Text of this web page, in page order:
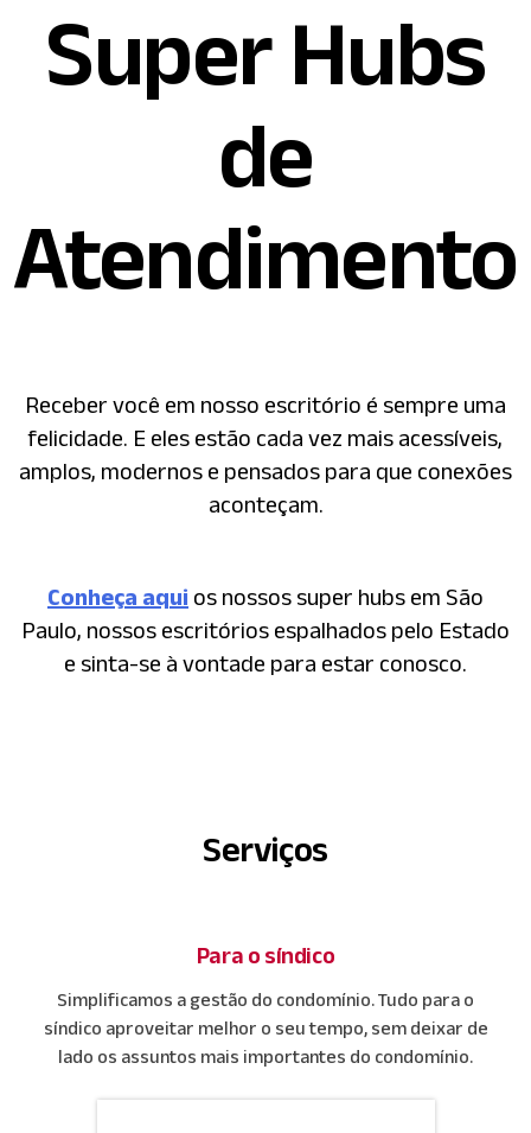
Super Hubs
de
Atendimento
Receber você em nosso escritório é sempre uma
felicidade. E eles estão cada vez mais acessíveis,
amplos, modernos e pensados para que conexões
aconteçam.
Conheça aqui os nossos super hubs em São
Paulo, nossos escritórios espalhados pelo Estado
e sinta-se à vontade para estar conosco.
Serviços
Para o síndico
Simplificamos a gestão do condomínio. Tudo para o
síndico aproveitar melhor o seu tempo, sem deixar de
lado os assuntos mais importantes do condomínio.